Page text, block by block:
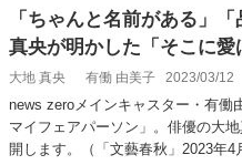
「ちゃんと名前がある」
真央が明かした「そこに
大地 真央 有働 由美子 2023/03/12
news zeroメインキャスター・有働
マイフェアパーソン」。俳優の大
開します。（「文藝春秋」2023